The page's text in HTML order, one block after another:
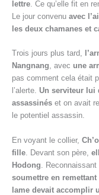
lettre. Ce qu’elle fit en
Le jour convenu avec
les deux chamanes et
Trois jours plus tard,
Nangnang, avec une
pas comment cela était
l’alerte. Un serviteur lui
assassinés et on avait
le potentiel assassin.
En voyant le collier,
fille . Devant son père,
Hodong . Reconnaissant
soumettre en
lame devait accomplir